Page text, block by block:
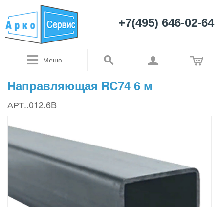
+7(495) 646-02-64
Меню
Направляющая RC74 6 м
АРТ.:012.6B